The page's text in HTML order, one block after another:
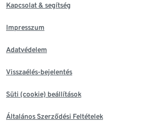
Kapcsolat & segítség
Impresszum
Adatvédelem
Visszaélés-bejelentés
Süti (cookie) beállítások
Általános Szerződési Feltételek